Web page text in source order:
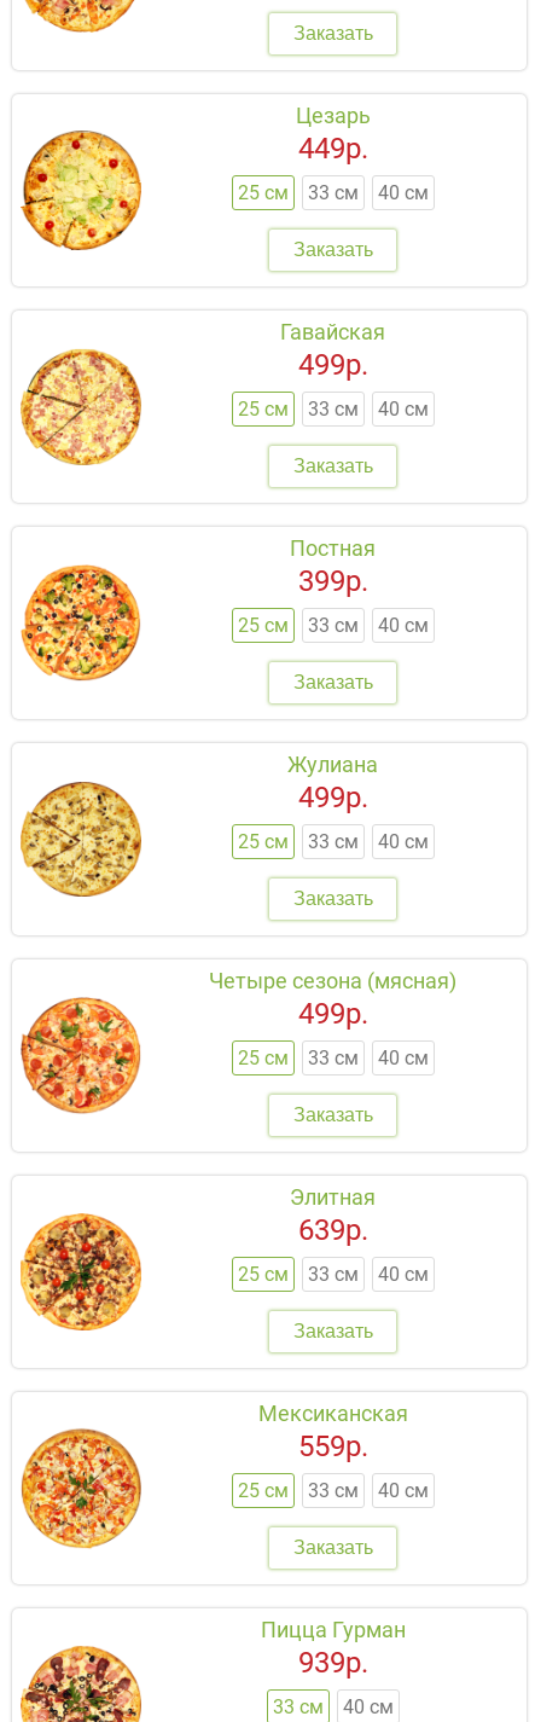
Заказать
Цезарь
25 см 33 см 40 см
449р.
Заказать
Гавайская
25 см 33 см 40 см
499р.
Заказать
Постная
25 см 33 см 40 см
399р.
Заказать
Жулиана
25 см 33 см 40 см
499р.
Заказать
Четыре сезона (мясная)
25 см 33 см 40 см
499р.
Заказать
Элитная
25 см 33 см 40 см
639р.
Заказать
Мексиканская
25 см 33 см 40 см
559р.
Заказать
Пицца Гурман
33 см 40 см
939р.